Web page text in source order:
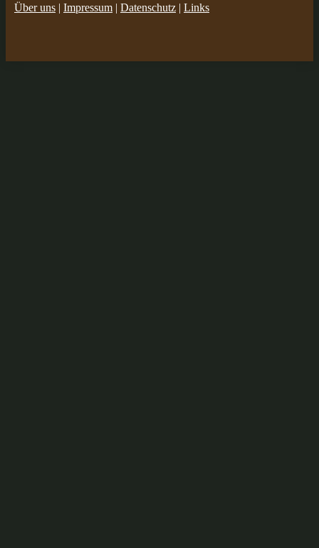
Über uns | Impressum | Datenschutz | Links